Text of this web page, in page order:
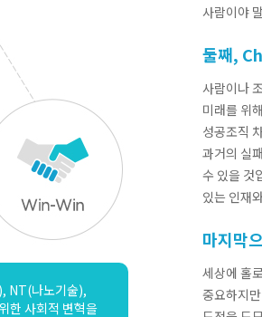
NT(나노기술),
한 사회적 변혁을
사람이야
둘째,
사람이나
미래를 위
성공조직
과거의 실
수 있을 것
있는 인재
마지막
세상에 홀
중요하지